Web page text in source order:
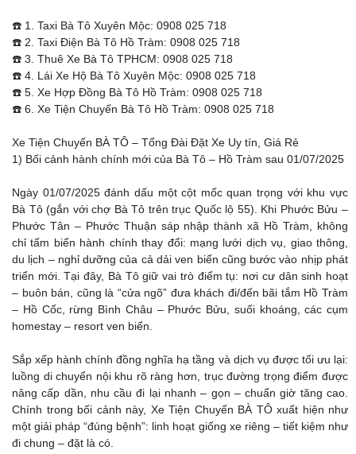
☎️ 1. Taxi Bà Tô Xuyên Mộc: 0908 025 718
☎️ 2. Taxi Điện Bà Tô Hồ Tràm: 0908 025 718
☎️ 3. Thuê Xe Bà Tô TPHCM: 0908 025 718
☎️ 4. Lái Xe Hộ Bà Tô Xuyên Mộc: 0908 025 718
☎️ 5. Xe Hợp Đồng Bà Tô Hồ Tràm: 0908 025 718
☎️ 6. Xe Tiện Chuyến Bà Tô Hồ Tràm: 0908 025 718
Xe Tiện Chuyến BÀ TÔ – Tổng Đài Đặt Xe Uy tín, Giá Rẻ
1) Bối cảnh hành chính mới của Bà Tô – Hồ Tràm sau 01/07/2025
Ngày 01/07/2025 đánh dấu một cột mốc quan trọng với khu vực
Bà Tô (gắn với chợ Bà Tô trên trục Quốc lộ 55). Khi Phước Bửu –
Phước Tân – Phước Thuận sáp nhập thành xã Hồ Tràm, không
chỉ tấm biển hành chính thay đổi: mạng lưới dịch vụ, giao thông,
du lịch – nghỉ dưỡng của cả dải ven biển cũng bước vào nhịp phát
triển mới. Tại đây, Bà Tô giữ vai trò điểm tụ: nơi cư dân sinh hoạt
– buôn bán, cũng là “cửa ngõ” đưa khách đi/đến bãi tắm Hồ Tràm
– Hồ Cốc, rừng Bình Châu – Phước Bửu, suối khoáng, các cụm
homestay – resort ven biển.
Sắp xếp hành chính đồng nghĩa hạ tầng và dịch vụ được tối ưu lại:
luồng di chuyển nội khu rõ ràng hơn, trục đường trọng điểm được
nâng cấp dần, nhu cầu đi lại nhanh – gọn – chuẩn giờ tăng cao.
Chính trong bối cảnh này, Xe Tiện Chuyến BÀ TÔ xuất hiện như
một giải pháp “đúng bệnh”: linh hoạt giống xe riêng – tiết kiệm như
đi chung – đặt là có.